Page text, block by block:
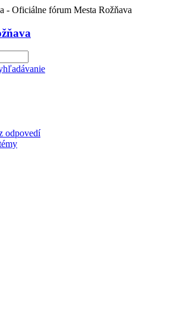
- Oficiálne fórum Mesta Rožňava
odpovedí